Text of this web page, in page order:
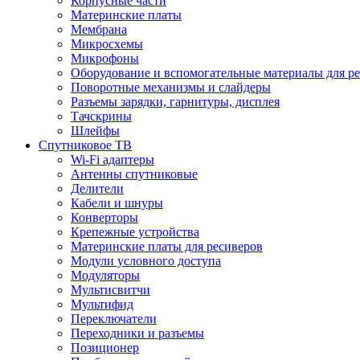
Материнские платы
Мембрана
Микросхемы
Микрофоны
Оборудование и вспомогательные материалы для
Поворотные механизмы и слайдеры
Разъемы зарядки, гарнитуры, дисплея
Тачскрины
Шлейфы
Спутниковое ТВ
Wi-Fi адаптеры
Антенны спутниковые
Делители
Кабели и шнуры
Конверторы
Крепежные устройства
Материнские платы для ресиверов
Модули условного доступа
Модуляторы
Мультисвитчи
Мультифид
Переключатели
Переходники и разъемы
Позиционер